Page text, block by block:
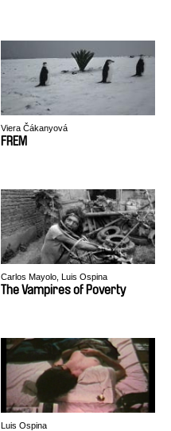
Viera Čákanyová
FREM
Carlos Mayolo, Luis Ospina
The Vampires of Poverty
Luis Ospina